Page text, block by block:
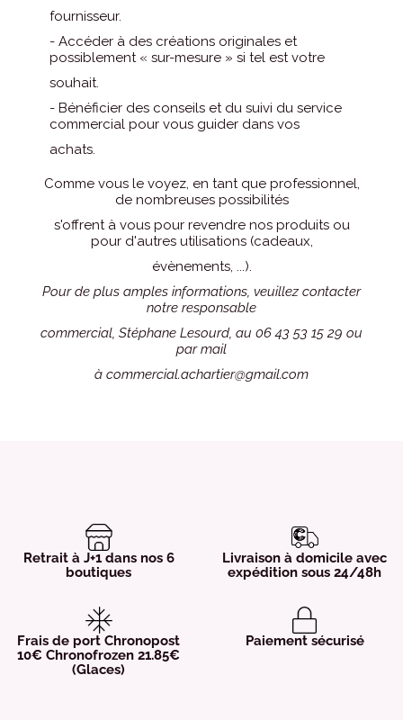
fournisseur.
- Accéder à des créations originales et
possiblement « sur-mesure » si tel est votre
souhait.
- Bénéficier des conseils et du suivi du service
commercial pour vous guider dans vos
achats.
Comme vous le voyez, en tant que professionnel,
de nombreuses possibilités
s'offrent à vous pour revendre nos produits ou
pour d'autres utilisations (cadeaux,
évènements, ...).
Pour de plus amples informations, veuillez contacter
notre responsable
commercial, Stéphane Lesourd, au 06 43 53 15 29 ou
par mail
à commercial.achartier@gmail.com
Retrait à J+1 dans nos 6
boutiques
Livraison à domicile avec
expédition sous 24/48h
Frais de port Chronopost
10€ Chronofrozen 21.85€
(Glaces)
Paiement sécurisé